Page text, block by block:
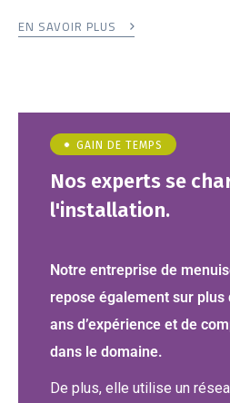
EN SAVOIR PLUS
GAIN DE TEMPS
Nos experts se
l'installation.
Notre entreprise de
repose également sur plus
ans d’expérience et de
dans le domaine.
De plus, elle utilise un